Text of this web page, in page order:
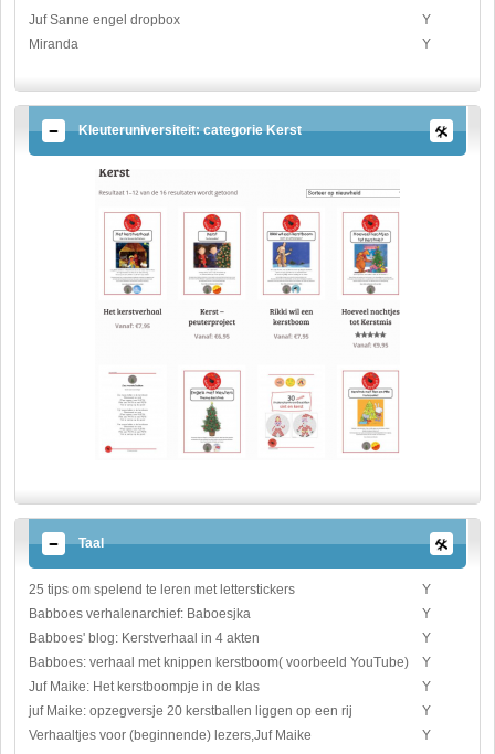
Juf Sanne engel dropbox
Y
Miranda
Y
Kleuteruniversiteit: categorie Kerst
Taal
25 tips om spelend te leren met letterstickers
Y
Babboes verhalenarchief: Baboesjka
Y
Babboes' blog: Kerstverhaal in 4 akten
Y
Babboes: verhaal met knippen kerstboom( voorbeeld YouTube)
Y
Juf Maike: Het kerstboompje in de klas
Y
juf Maike: opzegversje 20 kerstballen liggen op een rij
Y
Verhaaltjes voor (beginnende) lezers,Juf Maike
Y